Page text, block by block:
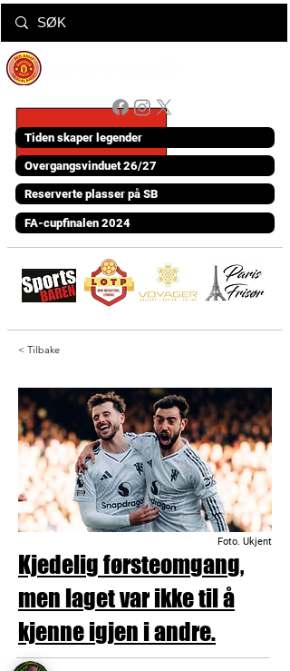
Tiden skaper legender
Overgangsvinduet 26/27
Reserverte plasser på SB
FA-cupfinalen 2024
< Tilbake
Foto. Ukjent
Kjedelig førsteomgang,
men laget var ikke til å
kjenne igjen i andre.